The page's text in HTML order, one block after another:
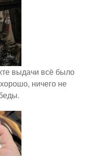
выдачи всё было
ничего не